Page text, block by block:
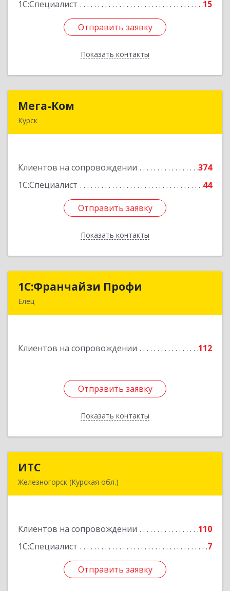
1С:Специалист 15
Отправить заявку
Показать контакты
Отправить заявку
Назад
Мега-Ком
Курск
Клиентов на сопровождении
374
1С:Специалист
44
Отправить заявку
Показать контакты
Подробнее
Отправить заявку
Назад
1С:Франчайзи Профи
Елец
Клиентов на сопровождении 112
Отправить заявку
Показать контакты
1С:Франчайзи Профи
Подробнее
Отправить заявку
Назад
ИТС
Железногорск (Курская обл.)
Клиентов на сопровождении
110
1С:Специалист
7
Отправить заявку
Подробнее
Отправить заявку